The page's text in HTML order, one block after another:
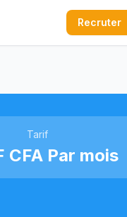
Recruter
Tarif
CFA Par mois